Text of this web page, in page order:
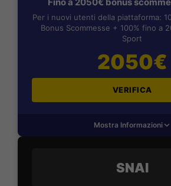
Per i nuovi utenti della piattaforma:
Bonus Scommesse + 100% fino a
Sport
2050€
VERIFICA
Mostra Informazioni
SNAI